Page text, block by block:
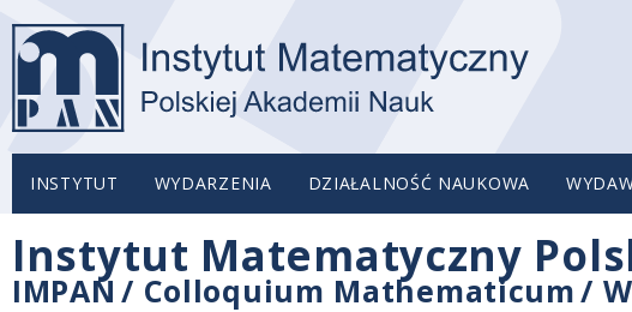
INSTYTUT WYDARZENIA DZIAŁALNOŚĆ NAUKOWA
Instytut Matematyczny
IMPAN / Colloquium Mathematicum/